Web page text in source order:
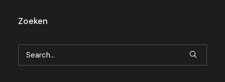
Zoeken